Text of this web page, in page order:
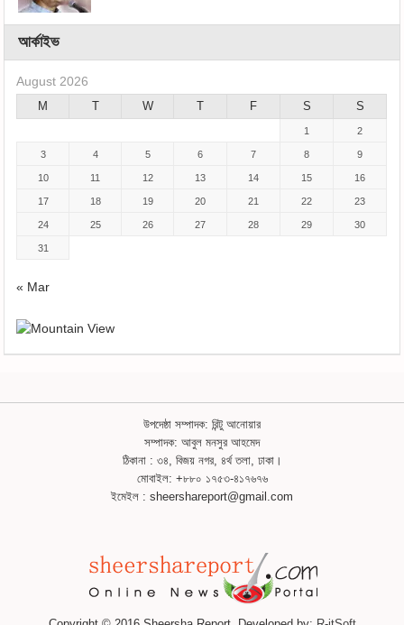
আর্কাইভ
August 2026
M T W T F S S
1 2
3 4 5 6 7 8 9
10 11 12 13 14 15 16
17 18 19 20 21 22 23
24 25 26 27 28 29 30
31
« Mar
উপদেষ্ঠা সম্পাদক: রিন্টু আনোয়ার
সম্পাদক: আবুল মনসুর আহমেদ
ঠিকানা : ৩৪, বিজয় নগর, ৪র্থ তলা, ঢাকা।
মোবাইল: +৮৮০ ১৭৫৩-৪১৭৬৭৬
ইমেইল : sheershareport@gmail.com